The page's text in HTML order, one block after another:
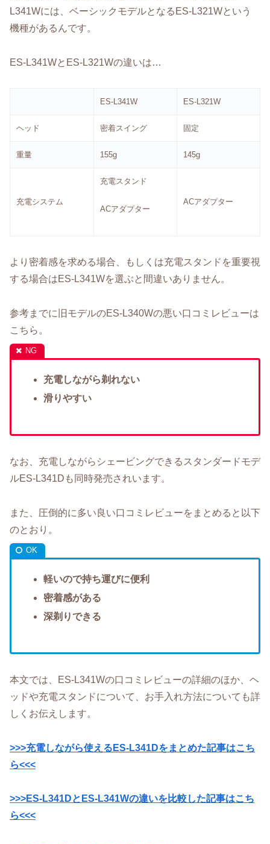
L341Wには、ベーシックモデルとなるES-L321Wという
機種があるんです。
ES-L341WとES-L321Wの違いは…
ES-L341W ES-L321W
ヘッド 密着スイング 固定
重量 155g 145g
充電システム
充電スタンド
ACアダプター
ACアダプター
より密着感を求める場合、もしくは充電スタンドを重要視
する場合はES-L341Wを選ぶと間違いありません。
参考までに旧モデルのES-L340Wの悪い口コミレビューは
こちら。
充電しながら剃れない
滑りやすい
なお、充電しながらシェービングできるスタンダードモデ
ルES-L341Dも同時発売されいます。
また、圧倒的に多い良い口コミレビューをまとめると以下
のとおり。
軽いので持ち運びに便利
密着感がある
深剃りできる
本文では、ES-L341Wの口コミレビューの詳細のほか、ヘ
ッドや充電スタンドについて、お手入れ方法についても詳
しくお伝えします。
>>>充電しながら使えるES-L341Dをまとめた記事はこち
ら<<<
>>>ES-L341DとES-L341Wの違いを比較した記事はこち
ら<<<